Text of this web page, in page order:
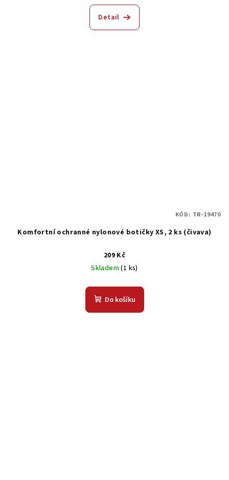
Detail
Komfortní ochranné nylonové botičky XS, 2 ks (čivava)
209 Kč
Skladem(1 ks)
Do košíku
KÓD: TR-19470